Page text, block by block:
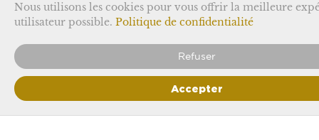
Te gustara también
Nous utilisons les cookies pour vous offrir la meilleure
utilisateur possible. Politique de confidentialité
Refuser
Accepter